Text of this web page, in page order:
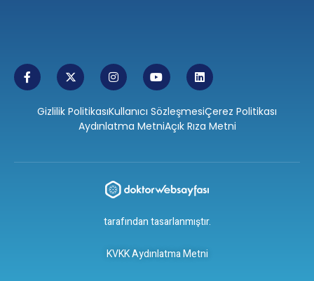
Gizlilik PolitikasıKullanıcı SözleşmesiÇerez Politikası
Aydınlatma MetniAçık Rıza Metni
tarafından tasarlanmıştır.
KVKK Aydınlatma Metni